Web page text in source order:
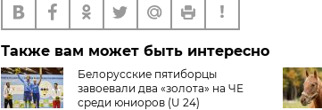
Также вам может быть интересно
Белорусские пятиборцы
завоевали два «золота» на ЧЕ
среди юниоров (U 24)